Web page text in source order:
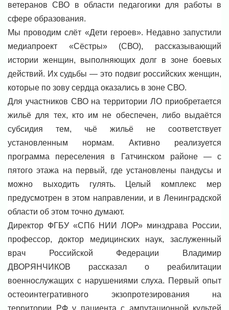
ветеранов СВО в области педагогики для работы в
сфере образования.
Мы проводим слёт «Дети героев». Недавно запустили
медиапроект «Сёстры» (СВО), рассказывающий
истории женщин, выполняющих долг в зоне боевых
действий. Их судьбы — это подвиг российских женщин,
которые по зову сердца оказались в зоне СВО.
Для участников СВО на территории ЛО приобретается
жильё для тех, кто им не обеспечен, либо выдаётся
субсидия тем, чьё жильё не соответствует
установленным нормам. Активно реализуется
программа переселения в Гатчинском районе — с
пятого этажа на первый, где установлены пандусы и
можно выходить гулять. Целый комплекс мер
предусмотрен в этом направлении, и в Ленинградской
области об этом точно думают.
Директор ФГБУ «СПб НИИ ЛОР» минздрава России,
профессор, доктор медицинских наук, заслуженный
врач Российской Федерации Владимир
ДВОРЯНЧИКОВ рассказал о реабилитации
военнослужащих с нарушениями слуха. Первый опыт
остеоинтегративного экзопротезирования на